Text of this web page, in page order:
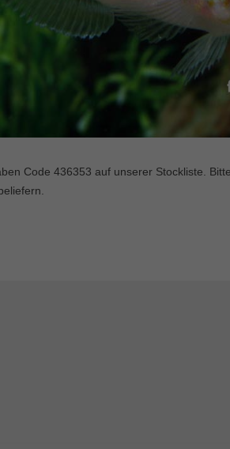
Code 436353 auf unserer Stockliste.